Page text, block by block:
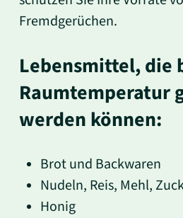
Fremdgerüchen.
Lebensmittel, die
Raumtemperatur
werden können:
Brot und Backwaren
Nudeln, Reis, Mehl,
Honig